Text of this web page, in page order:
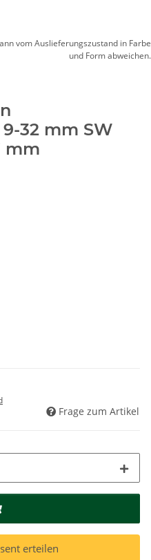
vom Auslieferungszustand in Farbe
und Form abweichen.
32 mm SW
mm
Frage zum Artikel
erteilen